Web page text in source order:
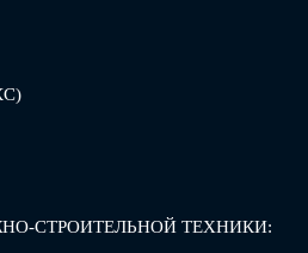
СТРОИТЕЛЬНОЙ ТЕХНИКИ: